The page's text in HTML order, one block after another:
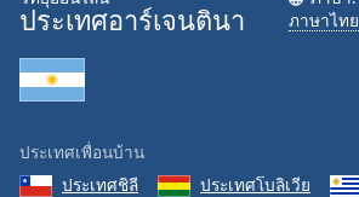
Reset
Done
Dialog
End
ประเทศอาร์เจนตินา
ภาษาไทย
ประเทศเพื่อนบ้าน
ประเทศชิลี
ประเทศโบลิเวีย